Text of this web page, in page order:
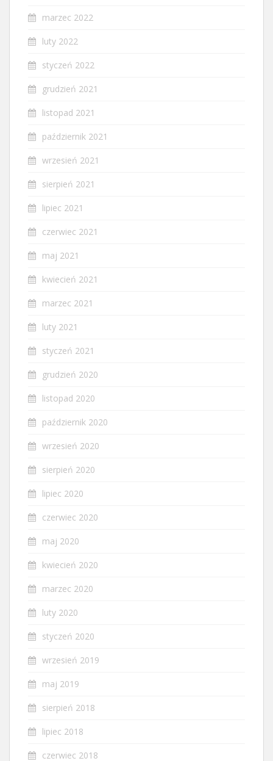
marzec 2022
luty 2022
styczeń 2022
grudzień 2021
listopad 2021
październik 2021
wrzesień 2021
sierpień 2021
lipiec 2021
czerwiec 2021
maj 2021
kwiecień 2021
marzec 2021
luty 2021
styczeń 2021
grudzień 2020
listopad 2020
październik 2020
wrzesień 2020
sierpień 2020
lipiec 2020
czerwiec 2020
maj 2020
kwiecień 2020
marzec 2020
luty 2020
styczeń 2020
wrzesień 2019
maj 2019
sierpień 2018
lipiec 2018
czerwiec 2018